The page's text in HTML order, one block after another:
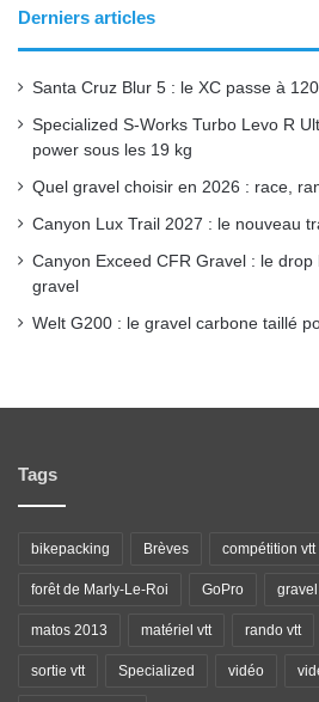
o
e
Derniers articles
Santa Cruz Blur 5 : le XC passe à
Specialized S-Works Turbo Levo R
power sous les 19 kg
Quel gravel choisir en 2026 : race,
Canyon Lux Trail 2027 : le nouveau
Canyon Exceed CFR Gravel : le
gravel
Welt G200 : le gravel carbone taillé
Tags
bikepacking Brèves compétition vtt
forêt de Marly-Le-Roi GoPro
matos 2013 matériel vtt rando vtt
sortie vtt Specialized vidéo